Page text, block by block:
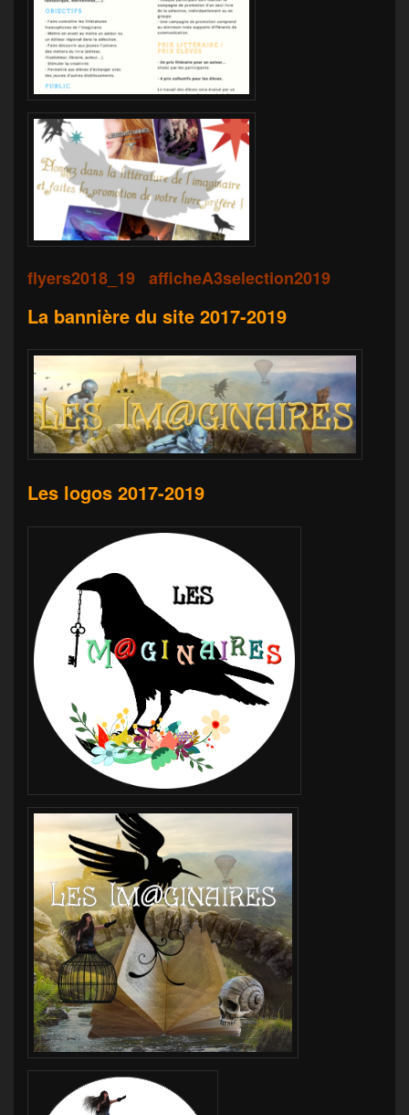
flyers2018_19 afficheA3selection2019
La bannière du site 2017-2019
Les logos 2017-2019